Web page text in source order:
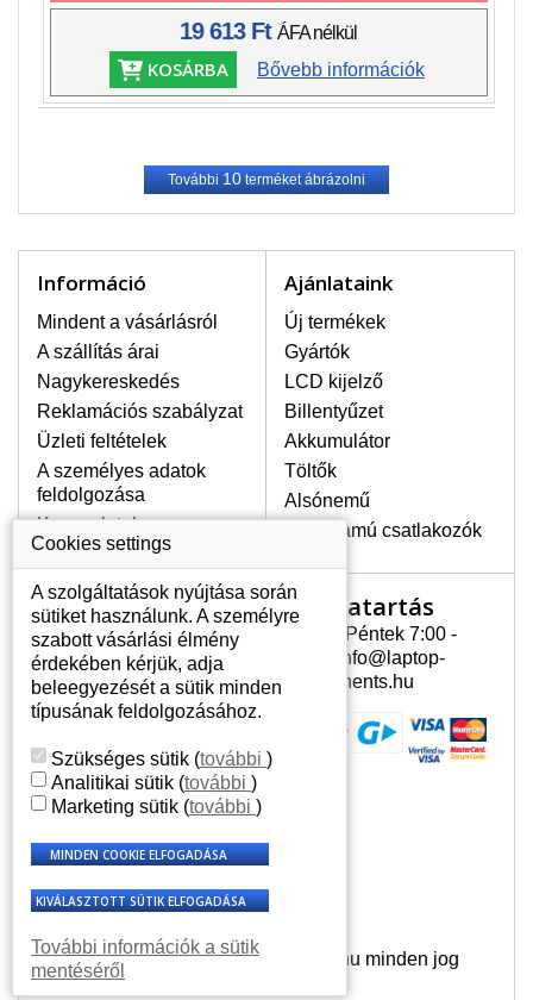
19 613 FtÁFA nélkül
KOSÁRBA Bővebb információk
További10terméket ábrázolni
Információ
Mindent a vásárlásról
A szállítás árai
Nagykereskedés
Reklamációs szabályzat
Üzleti feltételek
A személyes adatok
feldolgozása
Kapcsolatok
Ajánlataink
Új termékek
Gyártók
LCD kijelző
Billentyűzet
Akkumulátor
Töltők
Alsónemű
Erősáramú csatlakozók
Az Ön számlája
Az Ön számlája
Személyes információk
Címek
Nyitvatartás
Hétfõ - Péntek 7:00 -
15:30 info@laptop-
components.hu
© 2007 - 2026 Laptop-Components.hu minden jog
fenntartva.
Cookies settings
A szolgáltatások nyújtása során
sütiket használunk. A személyre
szabott vásárlási élmény
érdekében kérjük, adja
beleegyezését a sütik minden
típusának feldolgozásához.
Szükséges sütik (további )
Analitikai sütik (további )
Marketing sütik (további )
További információk a sütik
mentéséről